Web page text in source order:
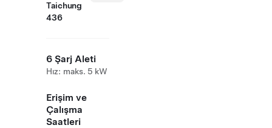
Taichung
436
6 Şarj Aleti
Hız: maks. 5 kW
Erişim ve
Çalışma
Saatleri